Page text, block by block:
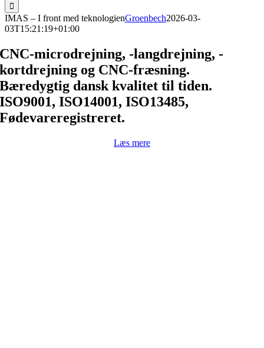
IMAS – I front med teknologienGroenbech2026-03-
03T15:21:19+01:00
CNC-microdrejning, -langdrejning, -
kortdrejning og CNC-fræsning.
Bæredygtig dansk kvalitet til tiden.
ISO9001, ISO14001, ISO13485,
Fødevareregistreret.
Læs mere